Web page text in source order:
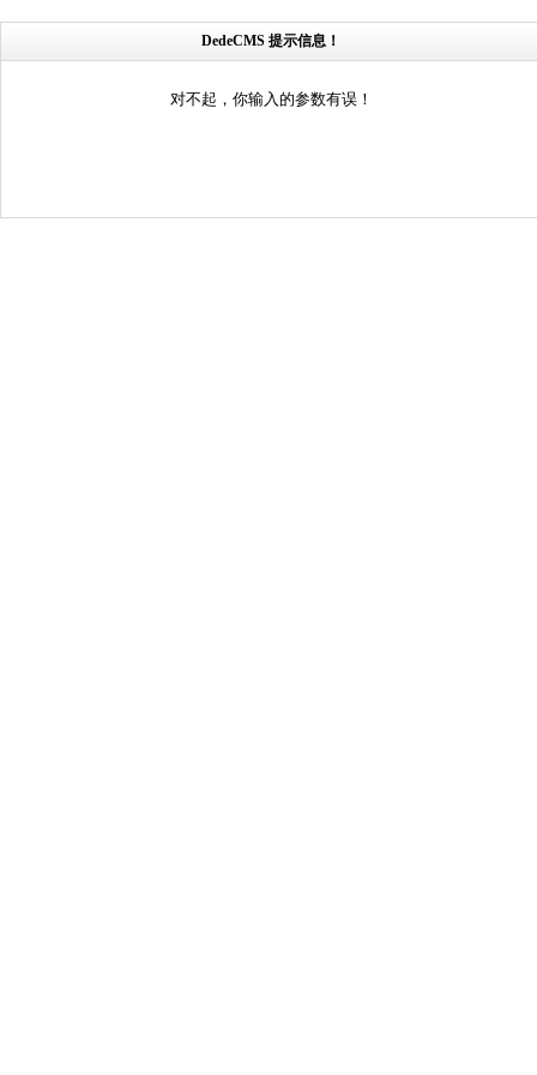
DedeCMS 提示信息！
对不起，你输入的参数有误！